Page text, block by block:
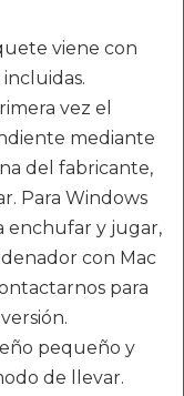
viene con
vez el
mediante
del fabricante,
Para Windows
enchufar y jugar,
con Mac
para
pequeño y
de llevar.